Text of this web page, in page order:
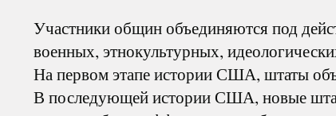
Участники общин объединяются под
военных, этнокультурных,
На первом этапе истории США, штаты
В последующей истории США, новые